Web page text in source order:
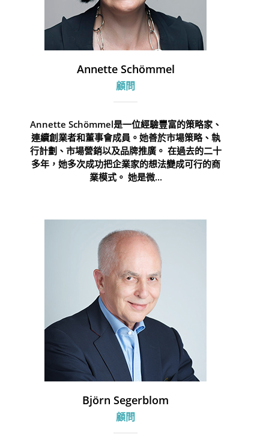
Annette Schömmel
顧問
Annette Schömmel是一位經驗豐富的策略家、
連續創業者和董事會成員。她善於市場策略、執
行計劃、市場營銷以及品牌推廣。 在過去的二十
多年，她多次成功把企業家的想法變成可行的商
業模式。 她是微...
Björn Segerblom
顧問